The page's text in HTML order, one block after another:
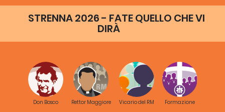
STRENNA 2026 - FATE QUELLO CHE VI
DIRÀ
Don Bosco Rettor Maggiore Vicario del RM Formazione